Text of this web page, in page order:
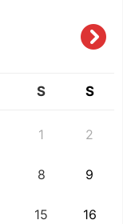
S S
1 2
8 9
15 16